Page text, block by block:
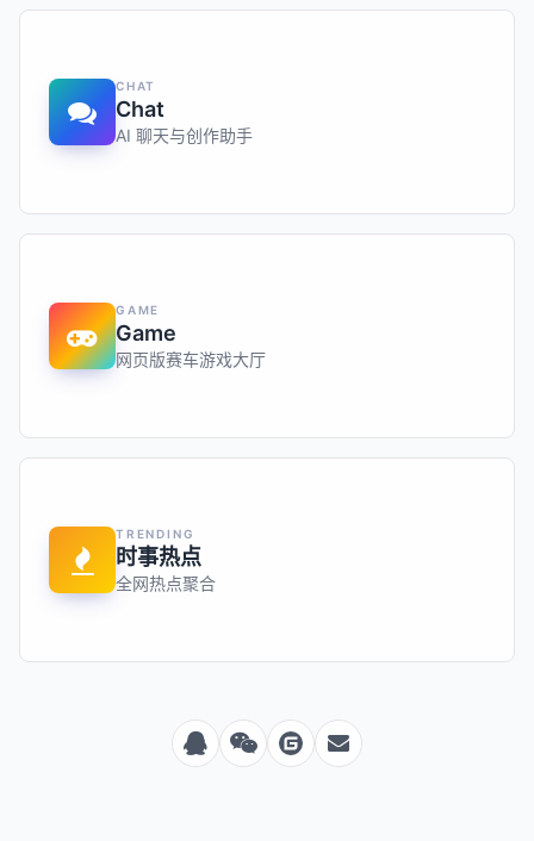
CHAT
Chat
AI 聊天与创作助手
GAME
Game
网页版赛车游戏大厅
TRENDING
时事热点
全网热点聚合